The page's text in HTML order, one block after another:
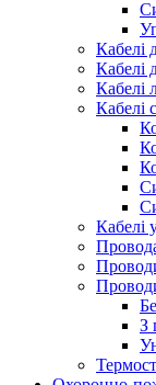
Кабелі
Кабелі
Кабелі
Кабелі
Кабелі
Провода
З